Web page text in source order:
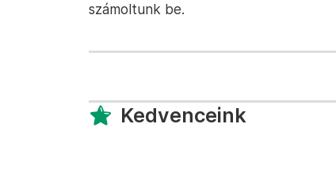
számoltunk be.
Kedvenceink